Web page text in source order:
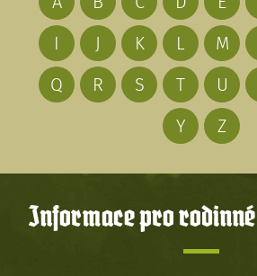
I
J K L M
Q
R S T U
Y
Z
Informace pro